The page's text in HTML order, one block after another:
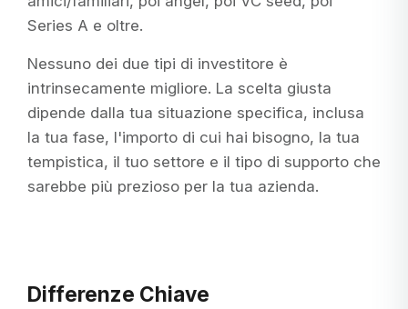
Series A e oltre.
Nessuno dei due tipi di investitore è
intrinsecamente migliore. La scelta giusta
dipende dalla tua situazione specifica, inclusa
la tua fase, l'importo di cui hai bisogno, la tua
tempistica, il tuo settore e il tipo di supporto che
sarebbe più prezioso per la tua azienda.
Differenze Chiave